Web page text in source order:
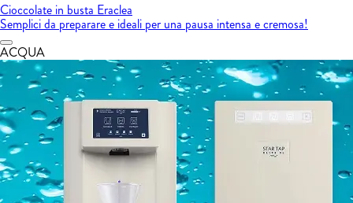
Cioccolate in busta Eraclea
Semplici da preparare e ideali per una pausa intensa e cremosa!
ACQUA